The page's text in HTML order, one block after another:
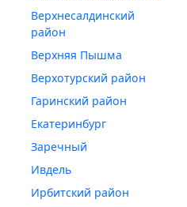
Верхнесалдинский
район
Верхняя Пышма
Верхотурский район
Гаринский район
Екатеринбург
Заречный
Ивдель
Ирбитский район